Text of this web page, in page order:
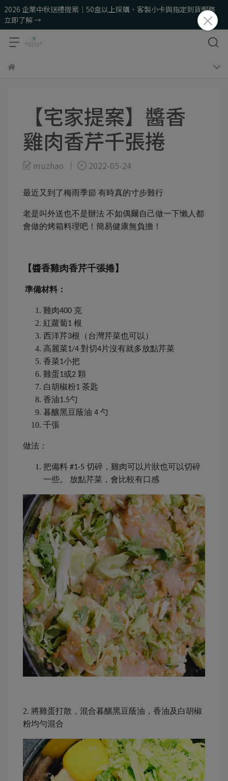
2026 企業中秋送禮提案｜50盒以上採購、客製小卡與指定到貨服務
立即了解 →
【宅家提案】醬香
雞肉香芹千張捲
muzhao 2022-05-24
最近又到了梅雨季節 有時真的寸步難行
老是叫外送也不是辦法 不如偶爾自己做一下懶人都
會做的烤箱料理吧！簡易健康無負擔！
【醬香雞肉香芹千張捲】
準備材料：
雞肉400 克
紅蘿蔔1 根
西洋芹3根（台灣芹菜也可以）
高麗菜1/4 對切4片沒有就多放點芹菜
香菜1小把
雞蛋1或2 顆
白胡椒粉1 茶匙
香油1.5勺
暮釀黑豆蔭油 4 勺
千張
做法：
把備料 #1-5 切碎，雞肉可以片狀也可以切碎
一些。 放點芹菜，會比較有口感
2. 將雞蛋打散，混合暮釀黑豆蔭油，香油及白胡椒
粉均勻混合